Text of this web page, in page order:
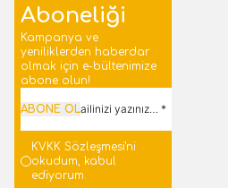
Aboneliği
Kampanya ve
yeniliklerden haberdar
olmak için e-bültenimize
abone olun!
ABONE OL
KVKK Sözleşmesi'ni
okudum, kabul
ediyorum.